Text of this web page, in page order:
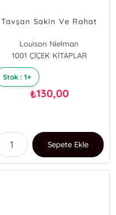
Tavşan Sakin Ve Rahat
Louison Nielman
1001 ÇİÇEK KİTAPLAR
Stok : 1+
₺130,00
Sepete Ekle